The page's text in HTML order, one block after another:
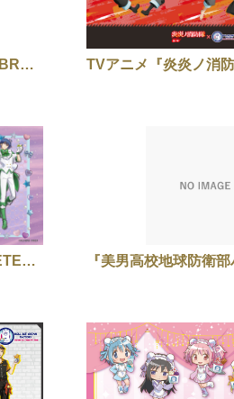
TVアニメ『弱虫ペダル LIMIT BREAK』
劇場版『美男高校地球防衛部ETERNAL LOVE！』第２弾 『美男高校地球防衛部